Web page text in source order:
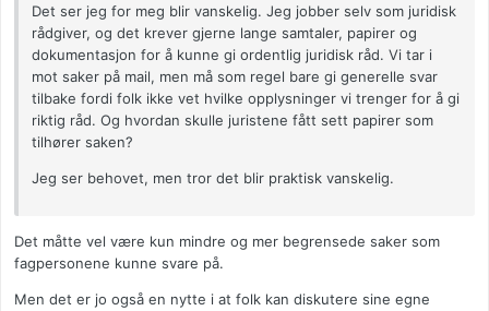
Det ser jeg for meg blir vanskelig. Jeg jobber selv som juridisk
rådgiver, og det krever gjerne lange samtaler, papirer og
dokumentasjon for å kunne gi ordentlig juridisk råd. Vi tar i
mot saker på mail, men må som regel bare gi generelle svar
tilbake fordi folk ikke vet hvilke opplysninger vi trenger for å gi
riktig råd. Og hvordan skulle juristene fått sett papirer som
tilhører saken?
Jeg ser behovet, men tror det blir praktisk vanskelig.
Det måtte vel være kun mindre og mer begrensede saker som
fagpersonene kunne svare på.
Men det er jo også en nytte i at folk kan diskutere sine egne